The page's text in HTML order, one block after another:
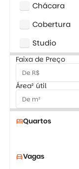
Chácara
Cobertura
Studio
Faixa de Preço
Área² útil
bedQuartos
directions_carVagas